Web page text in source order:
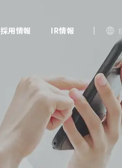
採用情報 IR情報